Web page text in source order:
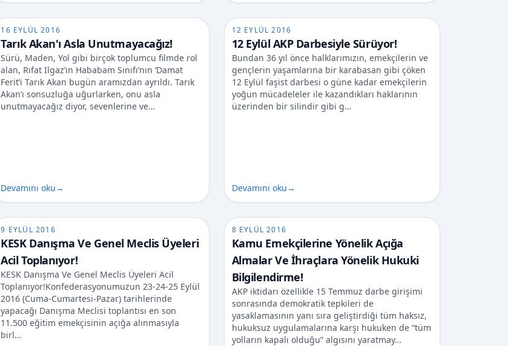
16 EYLÜL 2016
Tarık Akan'ı Asla Unutmayacağız!
Sürü, Maden, Yol gibi birçok toplumcu filmde rol
alan, Rıfat Ilgaz’ın Hababam Sınıfı’nın ‘Damat
Ferit’i Tarık Akan bugün aramızdan ayrıldı. Tarık
Akan’ı sonsuzluğa uğurlarken, onu asla
unutmayacağız diyor, sevenlerine ve…
Devamını oku→
12 EYLÜL 2016
12 Eylül AKP Darbesiyle Sürüyor!
Bundan 36 yıl önce halklarımızın, emekçilerin ve
gençlerin yaşamlarına bir karabasan gibi çöken
12 Eylül faşist darbesi o güne kadar emekçilerin
yoğun mücadeleler ile kazandıkları haklarının
üzerinden bir silindir gibi g…
Devamını oku→
9 EYLÜL 2016
KESK Danışma Ve Genel Meclis Üyeleri
Acil Toplanıyor!
KESK Danışma Ve Genel Meclis Üyeleri Acil
Toplanıyor!Konfederasyonumuzun 23-24-25 Eylül
2016 (Cuma-Cumartesi-Pazar) tarihlerinde
yapacağı Danışma Meclisi toplantısı en son
11.500 eğitim emekçisinin açığa alınmasıyla
birl…
8 EYLÜL 2016
Kamu Emekçilerine Yönelik Açığa
Almalar Ve İhraçlara Yönelik Hukuki
Bilgilendirme!
AKP iktidarı özellikle 15 Temmuz darbe girişimi
sonrasında demokratik tepkileri de
yasaklamasının yanı sıra geliştirdiği tüm haksız,
hukuksuz uygulamalarına karşı hukuken de “tüm
yolların kapalı olduğu” algısını yaratmay…